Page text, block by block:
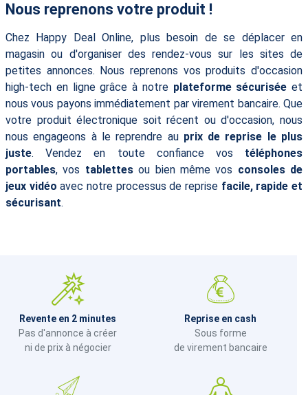
Nous reprenons votre produit !
Chez Happy Deal Online, plus besoin de se déplacer en
magasin ou d'organiser des rendez-vous sur les sites de
petites annonces. Nous reprenons vos produits d'occasion
high-tech en ligne grâce à notre plateforme sécurisée et
nous vous payons immédiatement par virement bancaire. Que
votre produit électronique soit récent ou d'occasion, nous
nous engageons à le reprendre au prix de reprise le plus
juste. Vendez en toute confiance vos téléphones
portables, vos tablettesou bien même vos consoles de
jeux vidéo avec notre processus de reprise facile, rapide et
sécurisant.
Revente en 2 minutes
Pas d'annonce à créer
ni de prix à négocier
Reprise en cash
Sous forme
de virement bancaire